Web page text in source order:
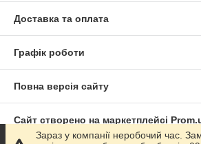
Доставка та оплата
Графік роботи
Повна версія сайту
Сайт створено на маркетплейсі
Зараз у компанії неробочий час.